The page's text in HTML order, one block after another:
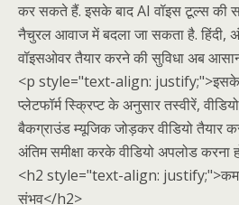
कर सकते हैं. इसके बाद AI वॉइस टूल्स की
नैचुरल आवाज में बदला जा सकता है. हिंदी,
वॉइसओवर तैयार करने की सुविधा अब
<p style="text-align: justify;">इसके
प्लेटफॉर्म स्क्रिप्ट के अनुसार तस्वीरें,
बैकग्राउंड म्यूजिक जोड़कर वीडियो तैयार
अंतिम समीक्षा करके वीडियो अपलोड करना
<h2 style="text-align: justify;">कम
संभव</h2>